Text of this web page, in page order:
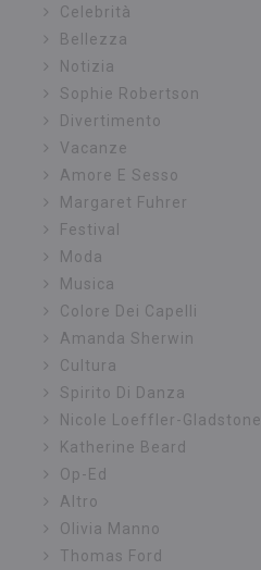
Celebrità
Bellezza
Notizia
Sophie Robertson
Divertimento
Vacanze
Amore E Sesso
Margaret Fuhrer
Festival
Moda
Musica
Colore Dei Capelli
Amanda Sherwin
Cultura
Spirito Di Danza
Nicole Loeffler-Gladstone
Katherine Beard
Op-Ed
Altro
Olivia Manno
Thomas Ford